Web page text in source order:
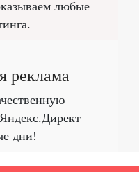
любые
реклама
–
дни!